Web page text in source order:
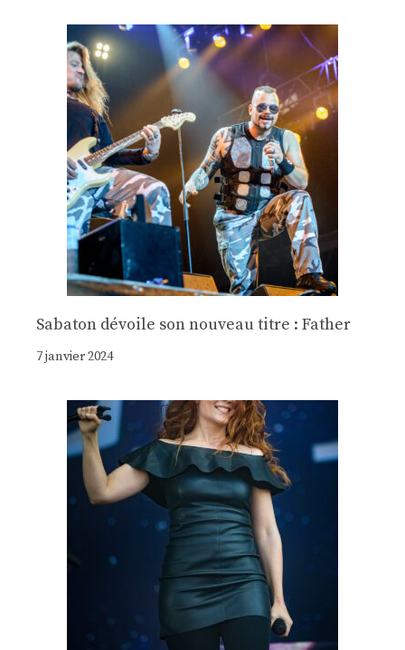
Sabaton dévoile son nouveau titre : Father
7 janvier 2024